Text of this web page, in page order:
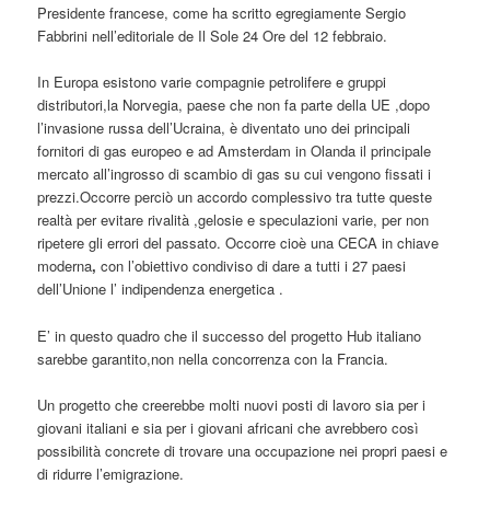
Presidente francese, come ha scritto egregiamente Sergio
Fabbrini nell’editoriale de Il Sole 24 Ore del 12 febbraio.
In Europa esistono varie compagnie petrolifere e gruppi
distributori,la Norvegia, paese che non fa parte della UE ,dopo
l’invasione russa dell’Ucraina, è diventato uno dei principali
fornitori di gas europeo e ad Amsterdam in Olanda il principale
mercato all’ingrosso di scambio di gas su cui vengono fissati i
prezzi.Occorre perciò un accordo complessivo tra tutte queste
realtà per evitare rivalità ,gelosie e speculazioni varie, per non
ripetere gli errori del passato. Occorre cioè una CECA in chiave
moderna,con l’obiettivo condiviso di dare a tutti i 27 paesi
dell’Unione l’ indipendenza energetica .
E’ in questo quadro che il successo del progetto Hub italiano
sarebbe garantito,non nella concorrenza con la Francia.
Un progetto che creerebbe molti nuovi posti di lavoro sia per i
giovani italiani e sia per i giovani africani che avrebbero così
possibilità concrete di trovare una occupazione nei propri paesi e
di ridurre l’emigrazione.